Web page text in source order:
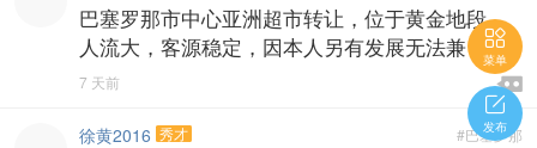
巴塞罗那市中心亚洲超市转让，位于黄金地段，
人流大，客源稳定，因本人另有发展无法兼

7 天前 
#巴塞罗那
徐黄2016 秀才

菜单

发布